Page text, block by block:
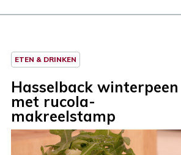
ETEN & DRINKEN
Hasselback winterpeen
met rucola-
makreelstamp